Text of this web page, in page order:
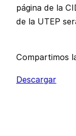
página de la
de la UTEP
Compartimos
Descargar